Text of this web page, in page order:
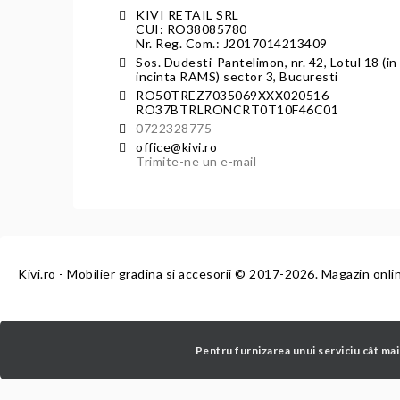
KIVI RETAIL SRL
CUI: RO38085780
Nr. Reg. Com.: J2017014213409
Sos. Dudesti-Pantelimon, nr. 42, Lotul 18 (in
incinta RAMS) sector 3, Bucuresti
RO50TREZ7035069XXX020516
RO37BTRLRONCRT0T10F46C01
0722328775
office@kivi.ro
Trimite-ne un e-mail
Kivi.ro - Mobilier gradina si accesorii © 2017-2026. Magazin
Pentru furnizarea unui serviciu cât